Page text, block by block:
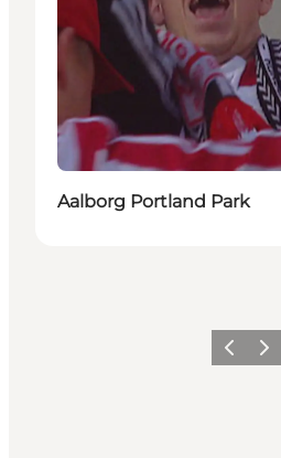
Aalborg Portland Park
ForrigeNeste